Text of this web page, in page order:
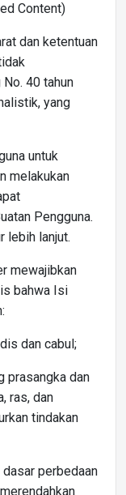
Content)
dan ketentuan
40 tahun
yang
untuk
melakukan
Pengguna.
lebih lanjut.
mewajibkan
bahwa Isi
dan cabul;
prasangka dan
ras, dan
tindakan
perbedaan